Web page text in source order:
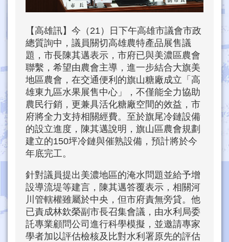
【高雄訊】今（21）日下午高雄市議會市政
總質詢中，議員關切高雄農特產品展售議
題，市長陳其邁表示，市府已與美濃區農會
聯繫，希望由農會主導，進一步結合大旗美
地區農會，在交通便利的旗山糖廠成立「高
雄東九區水果展售中心」，不僅能全力協助
農民行銷，更兼具活化糖廠空間的效益，市
府將全力支持相關經費。至於旗尾冷鏈設備
的設立進度，陳其邁說明，旗山區農會規劃
建立的150坪冷鏈與催熟設備，預計將於今
年底完工。
針對議員提出美濃地區的淹水問題並給予增
設導流堤等建言，陳其邁答覆表示，相關河
川管轄權雖屬於中央，但市府責無旁貸。他
已責成林欽榮副市長召集會議，由水利局委
託專業顧問公司進行科學模擬，並邀請專家
學者加以評估檢核及比對水利署原先的評估